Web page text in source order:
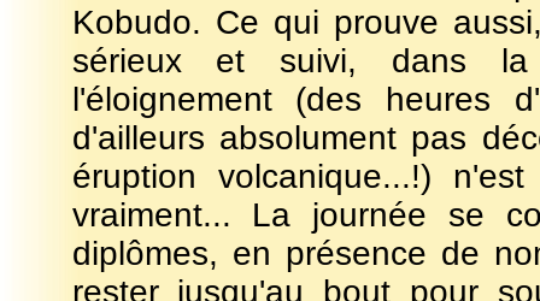
Kobudo. Ce qui prouve
sérieux et suivi, dans la
l'éloignement (des heures
d'ailleurs absolument pas
éruption volcanique...!)
vraiment... La journée se
diplômes, en présence de
rester jusqu'au bout pour